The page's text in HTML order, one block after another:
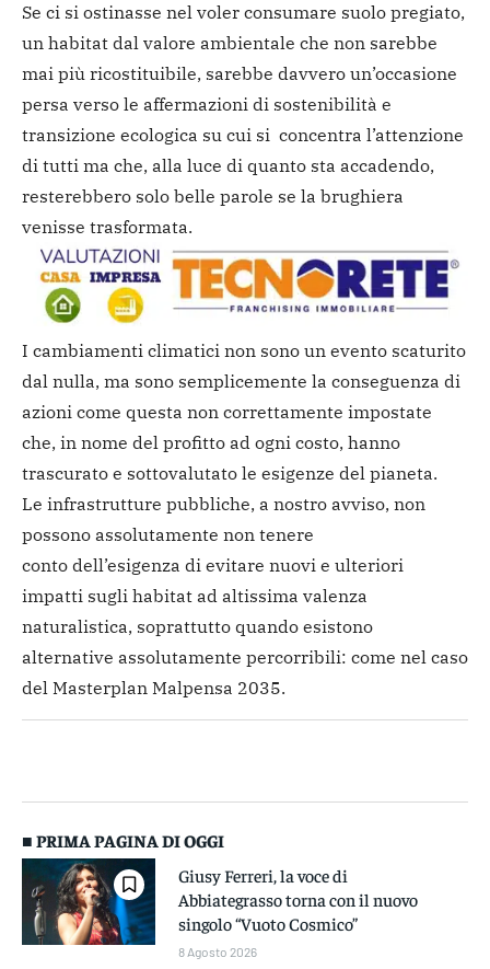
Se ci si ostinasse nel voler consumare suolo pregiato,
un habitat dal valore ambientale che non sarebbe
mai più ricostituibile, sarebbe davvero un’occasione
persa verso le affermazioni di sostenibilità e
transizione ecologica su cui si concentra l’attenzione
di tutti ma che, alla luce di quanto sta accadendo,
resterebbero solo belle parole se la brughiera
venisse trasformata.
I cambiamenti climatici non sono un evento scaturito
dal nulla, ma sono semplicemente la conseguenza di
azioni come questa non correttamente impostate
che, in nome del profitto ad ogni costo, hanno
trascurato e sottovalutato le esigenze del pianeta.
Le infrastrutture pubbliche, a nostro avviso, non
possono assolutamente non tenere
conto dell’esigenza di evitare nuovi e ulteriori
impatti sugli habitat ad altissima valenza
naturalistica, soprattutto quando esistono
alternative assolutamente percorribili: come nel caso
del Masterplan Malpensa 2035.
■ PRIMA PAGINA DI OGGI
Giusy Ferreri, la voce di
Abbiategrasso torna con il nuovo
singolo “Vuoto Cosmico”
8 Agosto 2026